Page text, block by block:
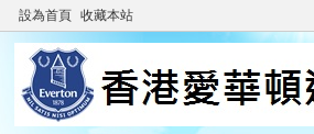
設為首頁 收藏本站